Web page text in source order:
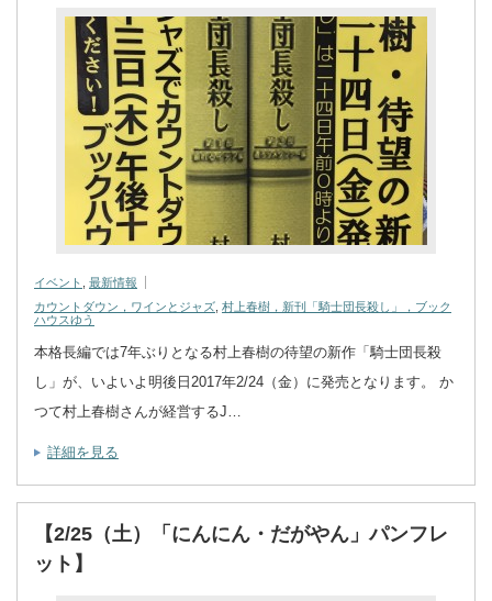
イベント
最新情報
カウントダウン，ワインとジャズ 村上春樹，新刊「騎士団長殺し」，ブック
ハウスゆう
本格長編では7年ぶりとなる村上春樹の待望の新作「騎士団長殺
し」が、いよいよ明後日2017年2/24（金）に発売となります。 か
つて村上春樹さんが経営するJ…
詳細を見る
【2/25（土）「にんにん・だがやん」パンフレ
ット】